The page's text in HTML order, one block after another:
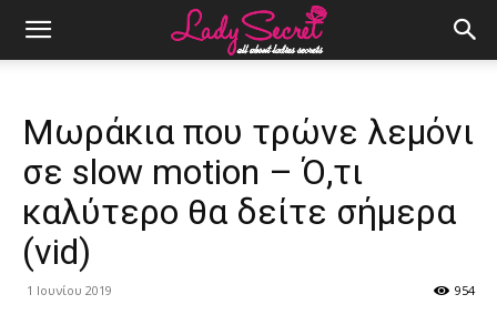
Μωράκια που τρώνε λεμόνι
σε slow motion – Ό,τι
καλύτερο θα δείτε σήμερα
(vid)
1 Ιουνίου 2019 954